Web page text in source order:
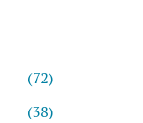
(72)
(38)